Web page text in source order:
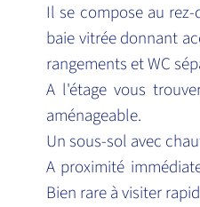
Il se compose au
baie vitrée donnant
rangements et WC
A l'étage vous
aménageable.
Un sous-sol avec
A proximité
Bien rare à visiter